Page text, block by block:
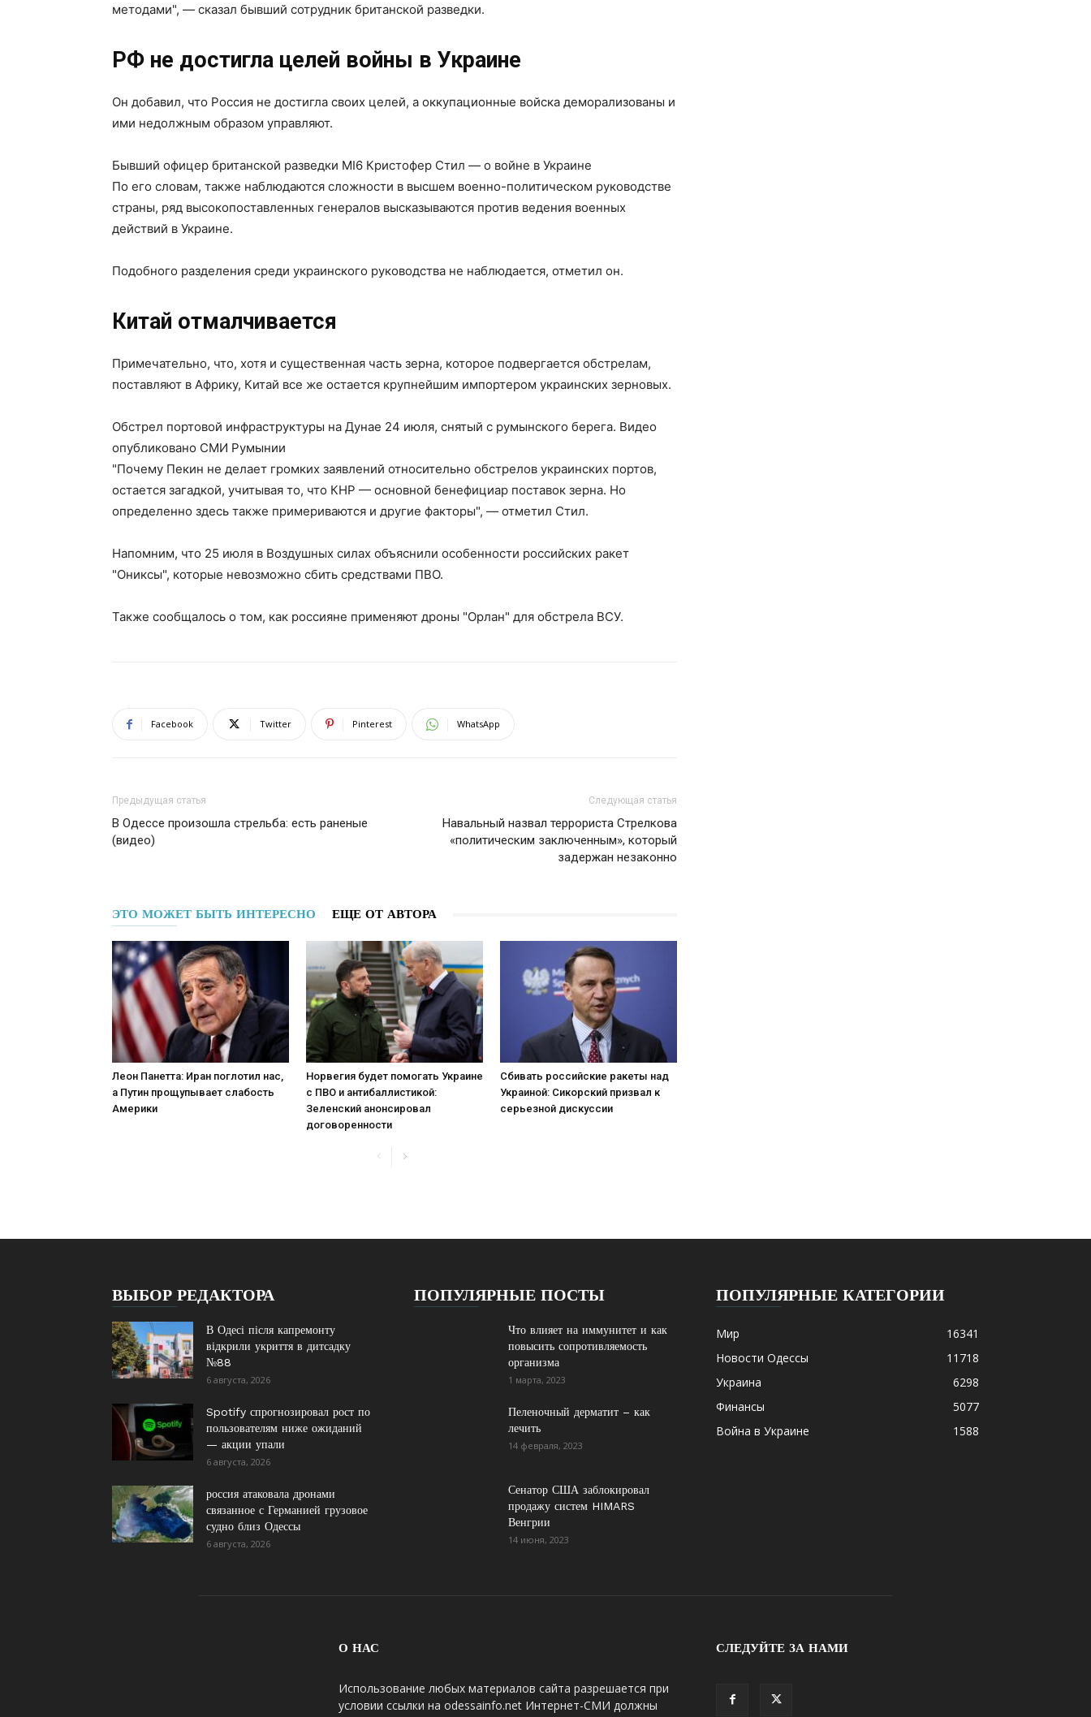
методами", — сказал бывший сотрудник британской разведки.
РФ не достигла целей войны в Украине
Он добавил, что Россия не достигла своих целей, а оккупационные войска деморализованы и
ими недолжным образом управляют.
Бывший офицер британской разведки MI6 Кристофер Стил — о войне в Украине
По его словам, также наблюдаются сложности в высшем военно-политическом руководстве
страны, ряд высокопоставленных генералов высказываются против ведения военных
действий в Украине.
Подобного разделения среди украинского руководства не наблюдается, отметил он.
Китай отмалчивается
Примечательно, что, хотя и существенная часть зерна, которое подвергается обстрелам,
поставляют в Африку, Китай все же остается крупнейшим импортером украинских зерновых.
Обстрел портовой инфраструктуры на Дунае 24 июля, снятый с румынского берега. Видео
опубликовано СМИ Румынии
"Почему Пекин не делает громких заявлений относительно обстрелов украинских портов,
остается загадкой, учитывая то, что КНР — основной бенефициар поставок зерна. Но
определенно здесь также примериваются и другие факторы", — отметил Стил.
Напомним, что 25 июля в Воздушных силах объяснили особенности российских ракет
"Ониксы", которые невозможно сбить средствами ПВО.
Также сообщалось о том, как россияне применяют дроны "Орлан" для обстрела ВСУ.
Facebook Twitter Pinterest WhatsApp
Предыдущая статья
В Одессе произошла стрельба: есть раненые
(видео)
Следующая статья
Навальный назвал террориста Стрелкова
«политическим заключенным», который
задержан незаконно
ЭТО МОЖЕТ БЫТЬ ИНТЕРЕСНО ЕЩЕ ОТ АВТОРА
Леон Панетта: Иран поглотил нас,
а Путин прощупывает слабость
Америки
Норвегия будет помогать Украине
с ПВО и антибаллистикой:
Зеленский анонсировал
договоренности
Сбивать российские ракеты над
Украиной: Сикорский призвал к
серьезной дискуссии
ВЫБОР РЕДАКТОРА
В Одесі після капремонту
відкрили укриття в дитсадку
№88
6 августа, 2026
Spotify спрогнозировал рост по
пользователям ниже ожиданий
— акции упали
6 августа, 2026
россия атаковала дронами
связанное с Германией грузовое
судно близ Одессы
6 августа, 2026
ПОПУЛЯРНЫЕ ПОСТЫ
Что влияет на иммунитет и как
повысить сопротивляемость
организма
1 марта, 2023
Пеленочный дерматит – как
лечить
14 февраля, 2023
Сенатор США заблокировал
продажу систем HIMARS
Венгрии
14 июня, 2023
ПОПУЛЯРНЫЕ КАТЕГОРИИ
Мир
16341
Новости Одессы
11718
Украина
6298
Финансы
5077
Война в Украине
1588
О НАС
Использование любых материалов сайта разрешается при
условии ссылки на odessainfo.net Интернет-СМИ должны
СЛЕДУЙТЕ ЗА НАМИ